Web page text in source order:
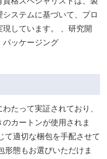
ステムに基づいて、プロ
しています。 、研究開
ッケージング
たって実証されており、
カートンが使用されま
て適切な梱包を手配させて
形態もお選びいただけま